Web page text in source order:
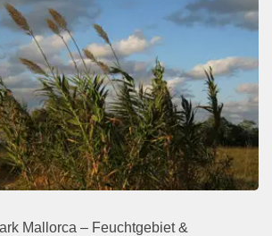
Mallorca – Feuchtgebiet &